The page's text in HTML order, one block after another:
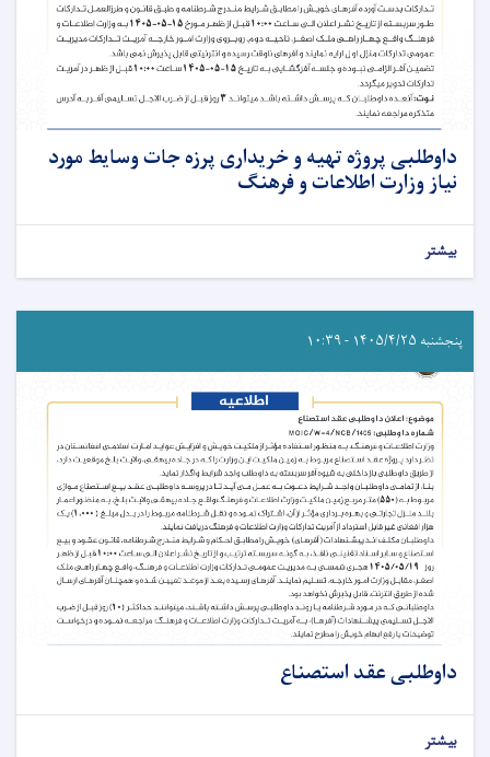
داوطلبی پروژه تهیه و خریداری پرزه جات وسایط مورد
نیاز وزارت اطلاعات و فرهنگ
بیشتر
پنجشنبه ۱۴۰۵/۴/۲۵ - ۱۰:۳۹
داوطلبی عقد استصناع
بیشتر